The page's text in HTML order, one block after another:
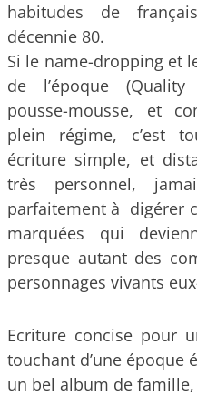
habitudes de
décennie 80.
Si le name-dropping et
de l’époque
pousse-mousse, et
plein régime, c’est
écriture simple, et
très personnel,
parfaitement à digérer
marquées qui
presque autant des
personnages vivants
Ecriture concise pour
touchant d’une époque
un bel album de